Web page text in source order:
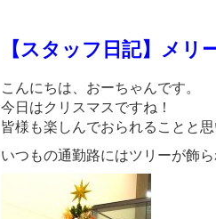
【スタッフ日記】メリ
こんにちは、おーちゃんです。
今日はクリスマスですね！
皆様も楽しんでおられることと
いつもの通勤路にはツリーが飾